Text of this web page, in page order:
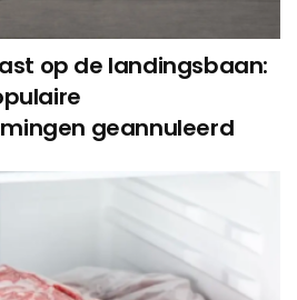
op de landingsbaan:
geannuleerd